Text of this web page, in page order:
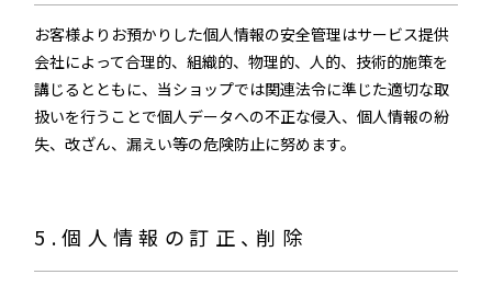
お客様よりお預かりした個人情報の安全管理はサービス提供
会社によって合理的、組織的、物理的、人的、技術的施策を
講じるとともに、当ショップでは関連法令に準じた適切な取
扱いを行うことで個人データへの不正な侵入、個人情報の紛
失、改ざん、漏えい等の危険防止に努めます。
5.個人情報の訂正、削除